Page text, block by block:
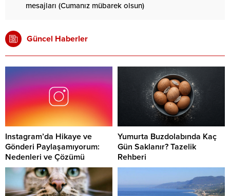
mesajları (Cumanız mübarek olsun)
Güncel Haberler
Instagram’da Hikaye ve
Gönderi Paylaşamıyorum:
Nedenleri ve Çözümü
Yumurta Buzdolabında Kaç
Gün Saklanır? Tazelik
Rehberi